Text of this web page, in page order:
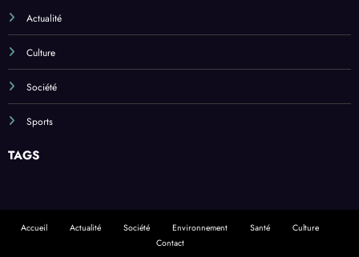
Actualité
Culture
Société
Sports
TAGS
Accueil Actualité Société Environnement Santé
Culture
Contact